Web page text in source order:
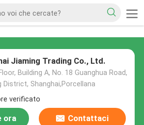
Jiaming Trading Co., Ltd.
Building A, No. 18 Guanghua Road,
District, Shanghai,Porcellana
verificato
ora Contattaci